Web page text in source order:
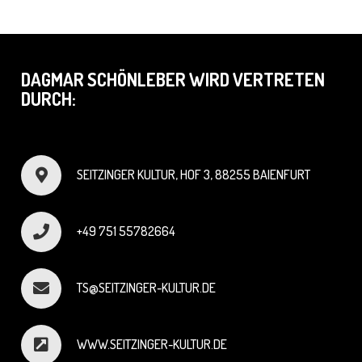
DAGMAR SCHÖNLEBER WIRD VERTRETEN
DURCH:
SEITZINGER KULTUR, HOF 3, 88255 BAIENFURT
+49 751 55782664
TS@SEITZINGER-KULTUR.DE
WWW.SEITZINGER-KULTUR.DE